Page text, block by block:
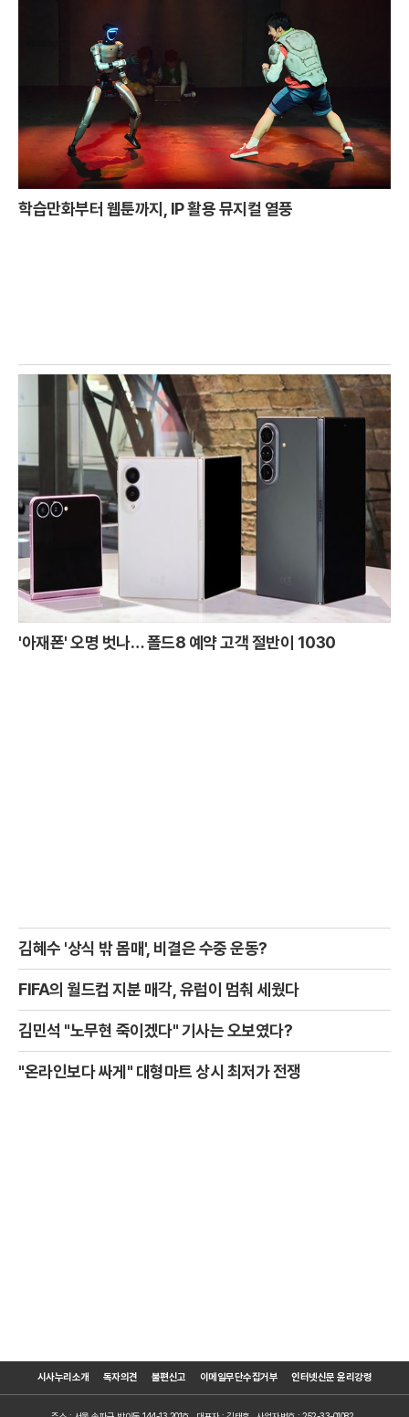
학습만화부터 웹툰까지, IP 활용 뮤지컬 열풍
'아재폰' 오명 벗나… 폴드8 예약 고객 절반이 1030
김혜수 '상식 밖 몸매', 비결은 수중 운동?
FIFA의 월드컵 지분 매각, 유럽이 멈춰 세웠다
김민석 "노무현 죽이겠다" 기사는 오보였다?
"온라인보다 싸게" 대형마트 상시 최저가 전쟁
시사누리소개 독자의견 불편신고 이메일무단수집거부 인터넷신문 윤리강령